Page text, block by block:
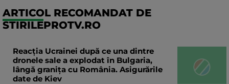
ARTICOL RECOMANDAT DE
STIRILEPROTV.RO
Reacția Ucrainei după ce una dintre
dronele sale a explodat în Bulgaria,
lângă granița cu România. Asigurările
date de Kiev